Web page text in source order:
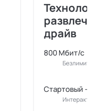
драйв
800 Мбит/с
Стартовый -